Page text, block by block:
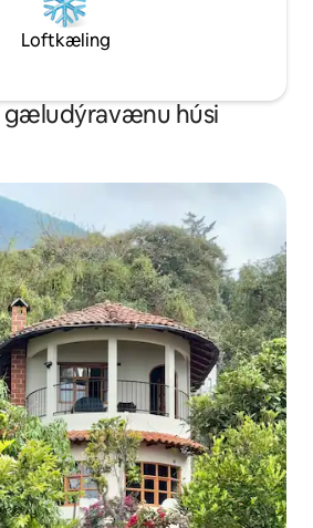
Loftkæling
gæludýravænu húsi